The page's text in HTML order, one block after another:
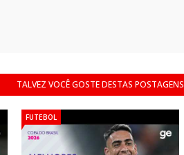
TALVEZ VOCÊ GOSTE DESTAS POSTAGENS
FUTEBOL